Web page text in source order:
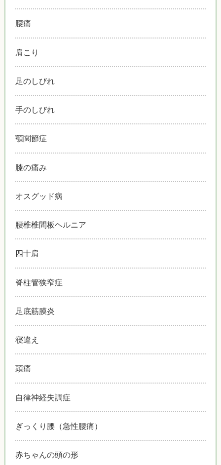
腰痛
肩こり
足のしびれ
手のしびれ
顎関節症
膝の痛み
オスグッド病
腰椎椎間板ヘルニア
四十肩
脊柱管狭窄症
足底筋膜炎
寝違え
頭痛
自律神経失調症
ぎっくり腰（急性腰痛）
赤ちゃんの頭の形